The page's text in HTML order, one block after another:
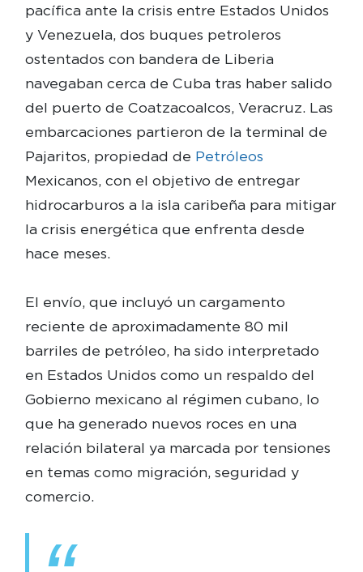
pacífica ante la crisis entre Estados Unidos
y Venezuela, dos buques petroleros
ostentados con bandera de Liberia
navegaban cerca de Cuba tras haber salido
del puerto de Coatzacoalcos, Veracruz. Las
embarcaciones partieron de la terminal de
Pajaritos, propiedad de Petróleos
Mexicanos, con el objetivo de entregar
hidrocarburos a la isla caribeña para mitigar
la crisis energética que enfrenta desde
hace meses.
El envío, que incluyó un cargamento
reciente de aproximadamente 80 mil
barriles de petróleo, ha sido interpretado
en Estados Unidos como un respaldo del
Gobierno mexicano al régimen cubano, lo
que ha generado nuevos roces en una
relación bilateral ya marcada por tensiones
en temas como migración, seguridad y
comercio.